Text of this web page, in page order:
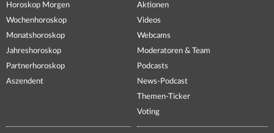
Horoskop Morgen
Wochenhoroskop
Monatshoroskop
Jahreshoroskop
Partnerhoroskop
Aszendent
Aktionen
Videos
Webcams
Moderatoren & Team
Podcasts
News-Podcast
Themen-Ticker
Voting